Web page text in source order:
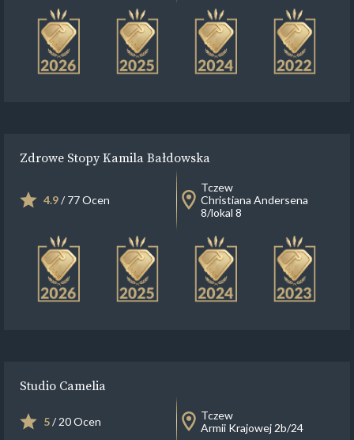
Zdrowe Stopy Kamila Bałdowska
4.9/ 77 Ocen
Tczew
Christiana Andersena
8/lokal 8
Studio Camelia
5/ 20 Ocen
Tczew
Armii Krajowej 2b/24